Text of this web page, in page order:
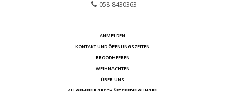
058-8430363
ANMELDEN
KONTAKT UND ÖFFNUNGSZEITEN
BROODHEEREN
WEIHNACHTEN
ÜBER UNS